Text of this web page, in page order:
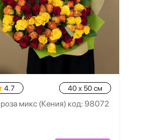
4.7 40 x 50 см
роза микс (Кения) код: 98072